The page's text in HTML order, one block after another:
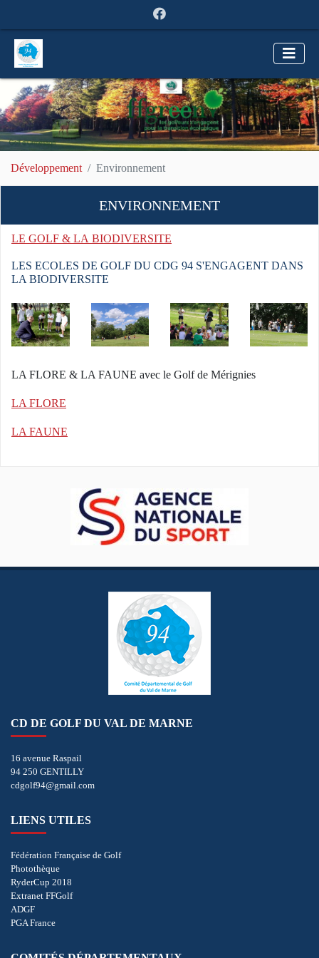
Développement Environnement
ENVIRONNEMENT
LE GOLF & LA BIODIVERSITE
LES ECOLES DE GOLF DU CDG 94 S'ENGAGENT DANS
LA BIODIVERSITE
LA FLORE & LA FAUNE avec le Golf de Mérignies
LA FLORE
LA FAUNE
CD DE GOLF DU VAL DE MARNE
16 avenue Raspail
94 250 GENTILLY
cdgolf94@gmail.com
LIENS UTILES
Fédération Française de Golf
Photothèque
RyderCup 2018
Extranet FFGolf
ADGF
PGA France